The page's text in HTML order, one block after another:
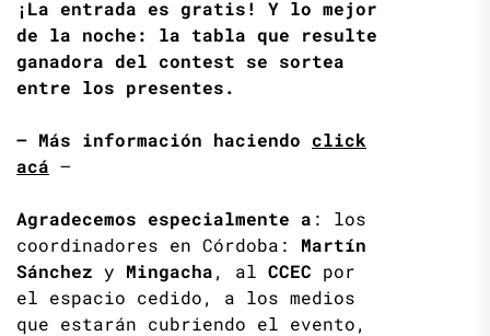
¡La entrada es gratis! Y lo mejor
de la noche: la tabla que resulte
ganadora del contest se sortea
entre los presentes.
– Más información haciendo click
acá –
Agradecemos especialmente a : los
coordinadores en Córdoba: Martín
Sánchez y Mingacha, al CCEC por
el espacio cedido, a los medios
que estarán cubriendo el evento,